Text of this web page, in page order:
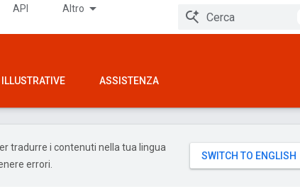
API Altro
ILLUSTRATIVE ASSISTENZA
tradurre i contenuti nella tua lingua
errori.